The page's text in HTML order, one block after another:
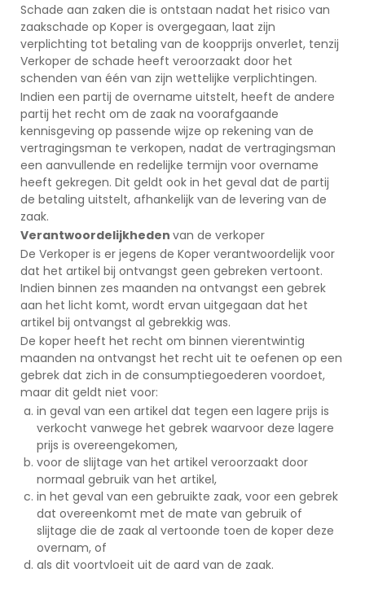
Schade aan zaken die is ontstaan nadat het risico van
zaakschade op Koper is overgegaan, laat zijn
verplichting tot betaling van de koopprijs onverlet, tenzij
Verkoper de schade heeft veroorzaakt door het
schenden van één van zijn wettelijke verplichtingen.
Indien een partij de overname uitstelt, heeft de andere
partij het recht om de zaak na voorafgaande
kennisgeving op passende wijze op rekening van de
vertragingsman te verkopen, nadat de vertragingsman
een aanvullende en redelijke termijn voor overname
heeft gekregen. Dit geldt ook in het geval dat de partij
de betaling uitstelt, afhankelijk van de levering van de
zaak.
Verantwoordelijkheden van de verkoper
De Verkoper is er jegens de Koper verantwoordelijk voor
dat het artikel bij ontvangst geen gebreken vertoont.
Indien binnen zes maanden na ontvangst een gebrek
aan het licht komt, wordt ervan uitgegaan dat het
artikel bij ontvangst al gebrekkig was.
De koper heeft het recht om binnen vierentwintig
maanden na ontvangst het recht uit te oefenen op een
gebrek dat zich in de consumptiegoederen voordoet,
maar dit geldt niet voor:
in geval van een artikel dat tegen een lagere prijs is
verkocht vanwege het gebrek waarvoor deze lagere
prijs is overeengekomen,
voor de slijtage van het artikel veroorzaakt door
normaal gebruik van het artikel,
in het geval van een gebruikte zaak, voor een gebrek
dat overeenkomt met de mate van gebruik of
slijtage die de zaak al vertoonde toen de koper deze
overnam, of
als dit voortvloeit uit de aard van de zaak.